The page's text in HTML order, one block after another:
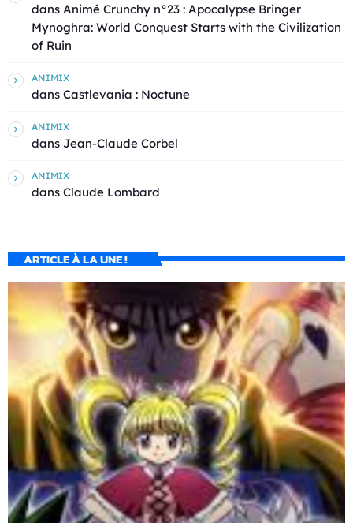
dans Animé Crunchy n°23 : Apocalypse Bringer
Mynoghra: World Conquest Starts with the Civilization
of Ruin
ANIMIX
dans Castlevania : Noctune
ANIMIX
dans Jean-Claude Corbel
ANIMIX
dans Claude Lombard
ARTICLE À LA UNE !